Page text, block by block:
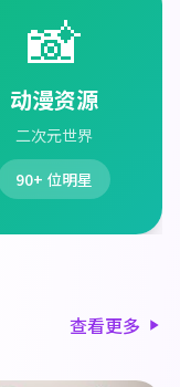
📸
动漫资源
二次元世界
90+ 位明星
查看更多